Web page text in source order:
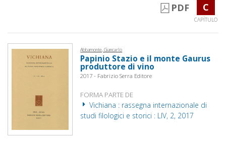
PDF C
CAPÍTULO
Abbamonte, Giancarlo
Papinio Stazio e il monte Gaurus
produttore di vino
2017 - Fabrizio Serra Editore
FORMA PARTE DE
Vichiana : rassegna internazionale di
studi filologici e storici : LIV, 2, 2017